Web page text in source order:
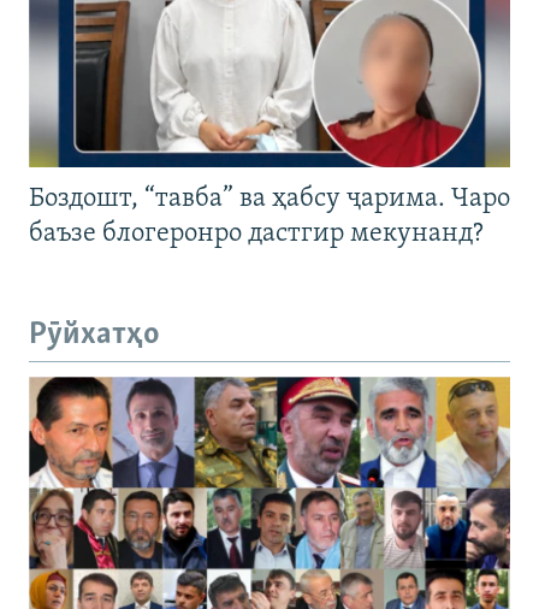
Боздошт, “тавба” ва ҳабсу ҷарима. Чаро
баъзе блогеронро дастгир мекунанд?
Рӯйхатҳо